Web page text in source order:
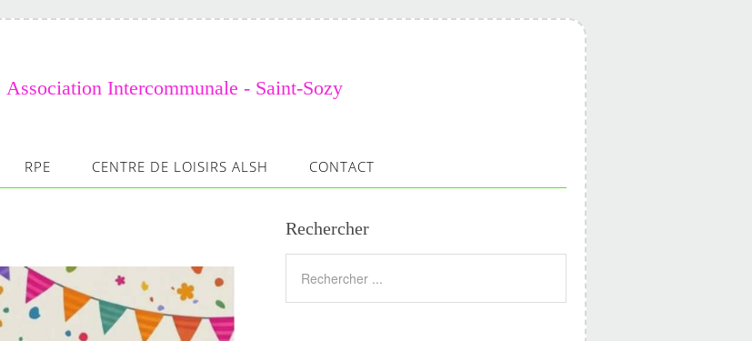
Association Intercommunale - Saint-Sozy
RPE CENTRE DE LOISIRS ALSH CONTACT
Rechercher